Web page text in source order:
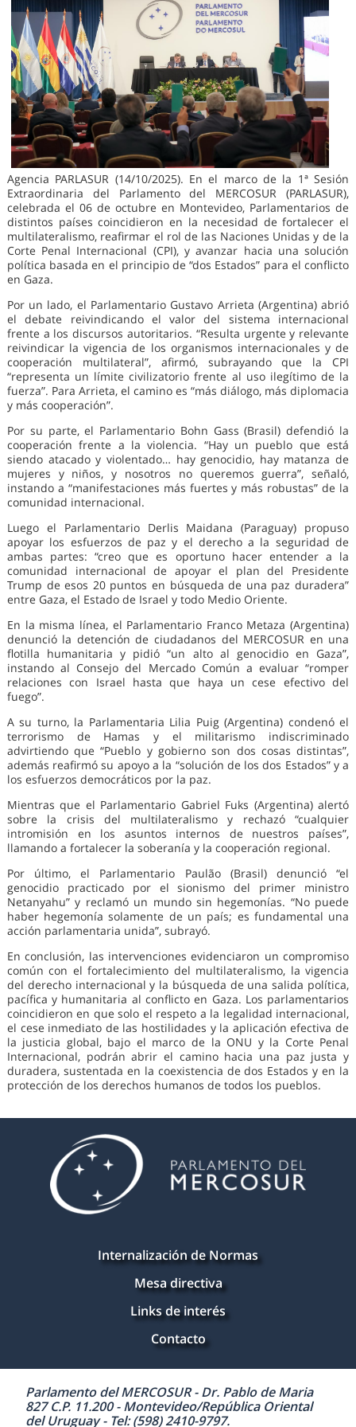
Agencia PARLASUR (14/10/2025). En el marco de la 1ª Sesión
Extraordinaria del Parlamento del MERCOSUR (PARLASUR),
celebrada el 06 de octubre en Montevideo, Parlamentarios de
distintos países coincidieron en la necesidad de fortalecer el
multilateralismo, reafirmar el rol de las Naciones Unidas y de la
Corte Penal Internacional (CPI), y avanzar hacia una solución
política basada en el principio de “dos Estados” para el conflicto
en Gaza.
Por un lado, el Parlamentario Gustavo Arrieta (Argentina) abrió
el debate reivindicando el valor del sistema internacional
frente a los discursos autoritarios. “Resulta urgente y relevante
reivindicar la vigencia de los organismos internacionales y de
cooperación multilateral”, afirmó, subrayando que la CPI
“representa un límite civilizatorio frente al uso ilegítimo de la
fuerza”. Para Arrieta, el camino es “más diálogo, más diplomacia
y más cooperación”.
Por su parte, el Parlamentario Bohn Gass (Brasil) defendió la
cooperación frente a la violencia. “Hay un pueblo que está
siendo atacado y violentado… hay genocidio, hay matanza de
mujeres y niños, y nosotros no queremos guerra”, señaló,
instando a “manifestaciones más fuertes y más robustas” de la
comunidad internacional.
Luego el Parlamentario Derlis Maidana (Paraguay) propuso
apoyar los esfuerzos de paz y el derecho a la seguridad de
ambas partes: “creo que es oportuno hacer entender a la
comunidad internacional de apoyar el plan del Presidente
Trump de esos 20 puntos en búsqueda de una paz duradera”
entre Gaza, el Estado de Israel y todo Medio Oriente.
En la misma línea, el Parlamentario Franco Metaza (Argentina)
denunció la detención de ciudadanos del MERCOSUR en una
flotilla humanitaria y pidió “un alto al genocidio en Gaza”,
instando al Consejo del Mercado Común a evaluar “romper
relaciones con Israel hasta que haya un cese efectivo del
fuego”.
A su turno, la Parlamentaria Lilia Puig (Argentina) condenó el
terrorismo de Hamas y el militarismo indiscriminado
advirtiendo que “Pueblo y gobierno son dos cosas distintas”,
además reafirmó su apoyo a la “solución de los dos Estados” y a
los esfuerzos democráticos por la paz.
Mientras que el Parlamentario Gabriel Fuks (Argentina) alertó
sobre la crisis del multilateralismo y rechazó “cualquier
intromisión en los asuntos internos de nuestros países”,
llamando a fortalecer la soberanía y la cooperación regional.
Por último, el Parlamentario Paulão (Brasil) denunció “el
genocidio practicado por el sionismo del primer ministro
Netanyahu” y reclamó un mundo sin hegemonías. “No puede
haber hegemonía solamente de un país; es fundamental una
acción parlamentaria unida”, subrayó.
En conclusión, las intervenciones evidenciaron un compromiso
común con el fortalecimiento del multilateralismo, la vigencia
del derecho internacional y la búsqueda de una salida política,
pacífica y humanitaria al conflicto en Gaza. Los parlamentarios
coincidieron en que solo el respeto a la legalidad internacional,
el cese inmediato de las hostilidades y la aplicación efectiva de
la justicia global, bajo el marco de la ONU y la Corte Penal
Internacional, podrán abrir el camino hacia una paz justa y
duradera, sustentada en la coexistencia de dos Estados y en la
protección de los derechos humanos de todos los pueblos.
Internalización de Normas
Mesa directiva
Links de interés
Contacto
Parlamento del MERCOSUR - Dr. Pablo de Maria
827 C.P. 11.200 - Montevideo/República Oriental
del Uruguay - Tel: (598) 2410-9797.